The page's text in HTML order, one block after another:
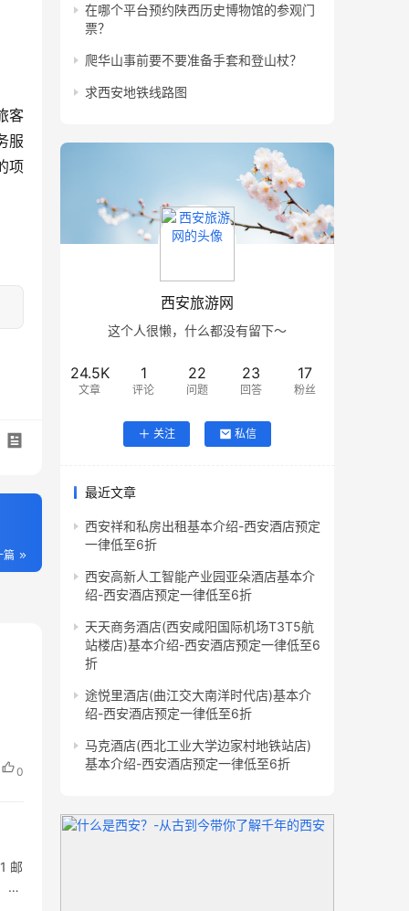
客
服
项
篇
0
邮
-
在哪个平台预约陕西历史博物馆的参观门
票？
爬华山事前要不要准备手套和登山杖？
求西安地铁线路图
西安旅游网
这个人很懒，什么都没有留下～
24.5K
文章
1
评论
22
问题
23
回答
17
粉丝
关注 私信
最近文章
西安祥和私房出租基本介绍-西安酒店预定
一律低至6折
西安高新人工智能产业园亚朵酒店基本介
绍-西安酒店预定一律低至6折
天天商务酒店(西安咸阳国际机场T3T5航
站楼店)基本介绍-西安酒店预定一律低至6
折
途悦里酒店(曲江交大南洋时代店)基本介
绍-西安酒店预定一律低至6折
马克酒店(西北工业大学边家村地铁站店)
基本介绍-西安酒店预定一律低至6折